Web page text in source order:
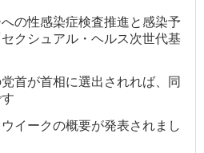
の性感染症検査推進と感染予
クシュアル・ヘルス次世代基
首が首相に選出されれば、同
イークの概要が発表されまし